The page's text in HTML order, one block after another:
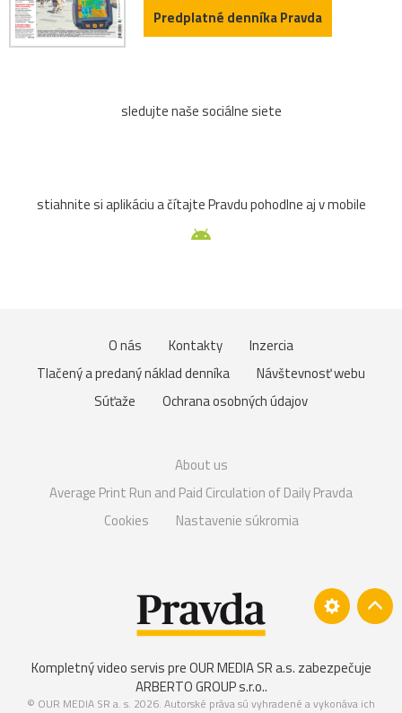
Predplatné denníka Pravda
sledujte naše sociálne siete
stiahnite si aplikáciu a čítajte Pravdu pohodlne aj v mobile
O nás Kontakty
Inzercia
Tlačený a predaný náklad denníka
Návštevnosť webu
Súťaže
Ochrana osobných údajov
About us
Average Print Run and Paid Circulation of Daily Pravda
Cookies
Nastavenie súkromia
Kompletný video servis pre OUR MEDIA SR a.s. zabezpečuje
ARBERTO GROUP s.r.o..
© OUR MEDIA SR a. s. 2026. Autorské práva sú vyhradené a vykonáva ich